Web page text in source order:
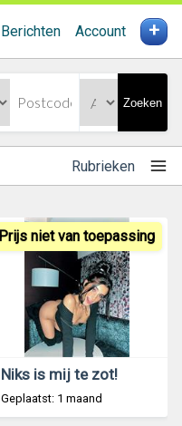
Berichten Account +
Zoeken
Rubrieken
Niks is mij te zot!
Geplaatst: 1 maand
Prijs niet van toepassing